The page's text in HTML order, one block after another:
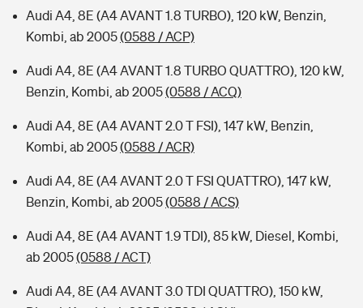
Audi A4, 8E (A4 AVANT 1.8 TURBO), 120 kW, Benzin,
Kombi, ab 2005(0588 / ACP)
Audi A4, 8E (A4 AVANT 1.8 TURBO QUATTRO), 120 kW,
Benzin, Kombi, ab 2005(0588 / ACQ)
Audi A4, 8E (A4 AVANT 2.0 T FSI), 147 kW, Benzin,
Kombi, ab 2005(0588 / ACR)
Audi A4, 8E (A4 AVANT 2.0 T FSI QUATTRO), 147 kW,
Benzin, Kombi, ab 2005(0588 / ACS)
Audi A4, 8E (A4 AVANT 1.9 TDI), 85 kW, Diesel, Kombi,
ab 2005(0588 / ACT)
Audi A4, 8E (A4 AVANT 3.0 TDI QUATTRO), 150 kW,